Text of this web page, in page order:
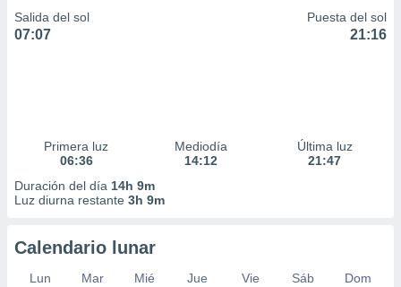
Salida del sol
07:07
Puesta del sol
21:16
Primera luz
06:36
Mediodía
14:12
Última luz
21:47
Duración del día 14h 9m
Luz diurna restante 3h 9m
Calendario lunar
Lun Mar Mié Jue Vie Sáb
Dom